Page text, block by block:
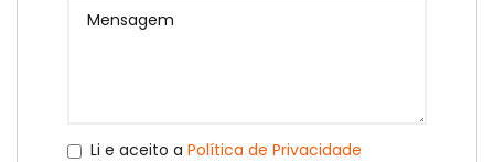
Mensagem
Li e aceito a Política de Privacidade